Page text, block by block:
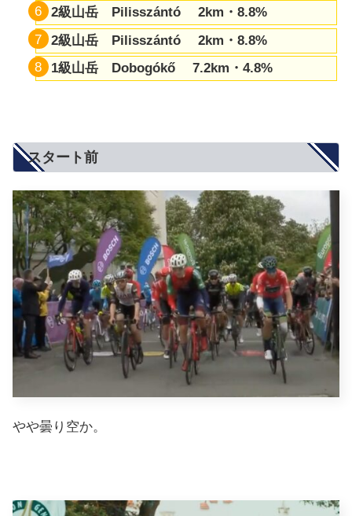
2級山岳 Pilisszántó 2km・8.8%
2級山岳 Pilisszántó 2km・8.8%
1級山岳 Dobogókő 7.2km・4.8%
スタート前
やや曇り空か。